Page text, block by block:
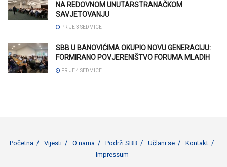
NA REDOVNOM UNUTARSTRANAČKOM
SAVJETOVANJU
PRIJE 3 SEDMICE
SBB U BANOVIĆIMA OKUPIO NOVU GENERACIJU:
FORMIRANO POVJERENIŠTVO FORUMA MLADIH
PRIJE 4 SEDMICE
Početna Vijesti O nama Podrži SBB Učlani se
Kontakt
Impressum